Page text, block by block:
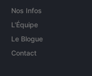
Nos Infos
L'Équipe
Le Blogue
Contact